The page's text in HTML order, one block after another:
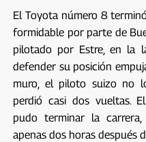
El Toyota número 8
formidable por parte de
pilotado por Estre, en la
defender su posición
muro, el piloto suizo no
perdió casi dos vueltas.
pudo terminar la
apenas dos horas después